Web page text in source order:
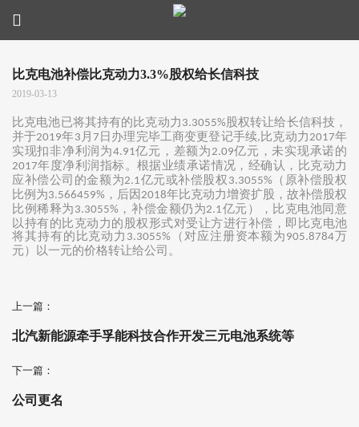
比克电池补偿比克动力3.3%股权给长信科技
2019-03-13
比克电池已将其持有的比克动力 3.3055% 股权转让给长信科技，
并于2019年3 月 7 日办理完毕工商变更登记手续, 比克动力2017年
实现扣非净利润为4.91亿元，差额为2.09亿元，未实现承诺的
2017年度净利润指标。根据业绩承诺情况，经确认，比克动力
应补偿公司的金额为2.1亿元或补偿股权 3.3055% （原补偿股权
比例为3.566459% ，后因 2018年比克动力增资扩股，故补偿股权
比例稀释为 3.3055% ，补偿金额仍为2.1亿元），比克电池同意
以持有的比克动力的股权形式对受让方进行补偿，即比克电池
将其持有的比克动力 3.3055% （对应注册资本额为 905.8784万
元）以一元的价格转让给公司。
上一篇：
北汽新能源牵手孚能科技合作开发三元电池系统等
下一篇：
公司更名